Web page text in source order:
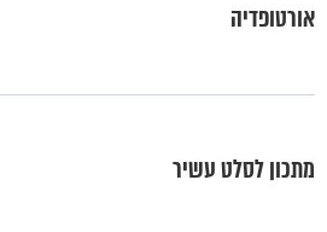
אורטופדיה
מתכון לסלט עשיר